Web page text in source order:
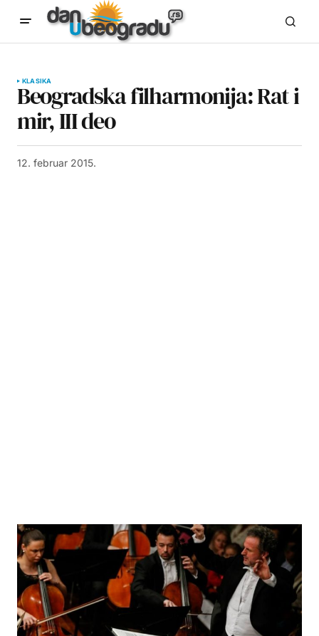
KLASIKA
Beogradska filharmonija: Rat i
mir, III deo
12. februar 2015.